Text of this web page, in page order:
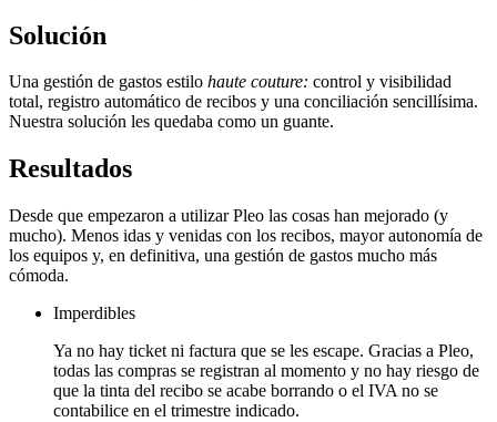
Solución
Una gestión de gastos estilo haute couture: control y visibilidad
total, registro automático de recibos y una conciliación sencillísima.
Nuestra solución les quedaba como un guante.
Resultados
Desde que empezaron a utilizar Pleo las cosas han mejorado (y
mucho). Menos idas y venidas con los recibos, mayor autonomía de
los equipos y, en definitiva, una gestión de gastos mucho más
cómoda.
Imperdibles
Ya no hay ticket ni factura que se les escape. Gracias a Pleo,
todas las compras se registran al momento y no hay riesgo de
que la tinta del recibo se acabe borrando o el IVA no se
contabilice en el trimestre indicado.